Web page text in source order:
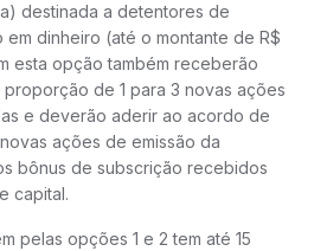
destinada a detentores de
dinheiro (até o montante de R$
esta opção também receberão
de 1 para 3 novas ações
e deverão aderir ao acordo de
ações de emissão da
bônus de subscrição recebidos
capital.
pelas opções 1 e 2 tem até 15